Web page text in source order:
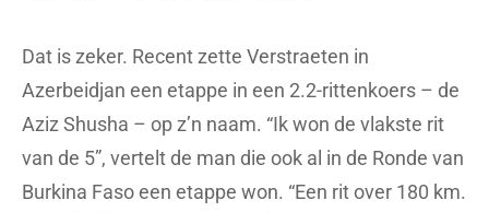
Dat is zeker. Recent zette Verstraeten in
Azerbeidjan een etappe in een 2.2-rittenkoers – de
Aziz Shusha – op z’n naam. “Ik won de vlakste rit
van de 5”, vertelt de man die ook al in de Ronde van
Burkina Faso een etappe won. “Een rit over 180 km.